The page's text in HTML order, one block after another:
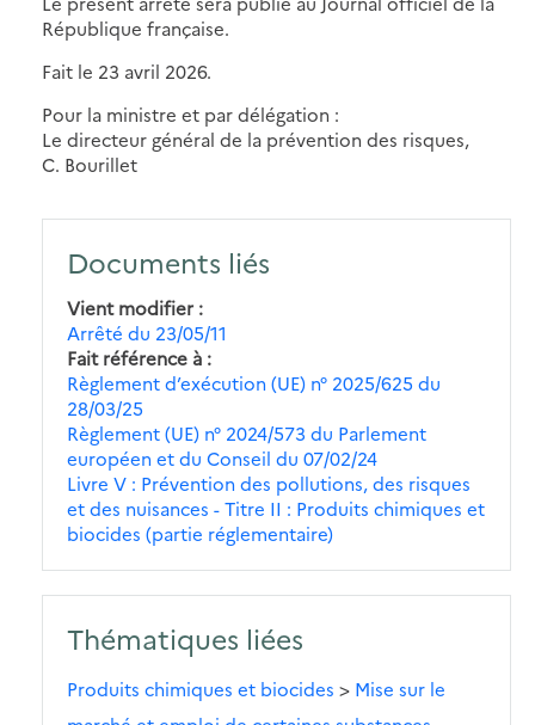
République française.
Fait le 23 avril 2026.
Pour la ministre et par délégation :
Le directeur général de la prévention des risques,
C. Bourillet
Documents liés
Vient modifier
Arrêté du 23/05/11
Fait référence à
Règlement d’exécution (UE) n° 2025/625 du
28/03/25
Règlement (UE) n° 2024/573 du Parlement
européen et du Conseil du 07/02/24
Livre V : Prévention des pollutions, des risques
et des nuisances - Titre II : Produits chimiques et
biocides (partie réglementaire)
Thématiques liées
Produits chimiques et biocides > Mise sur le